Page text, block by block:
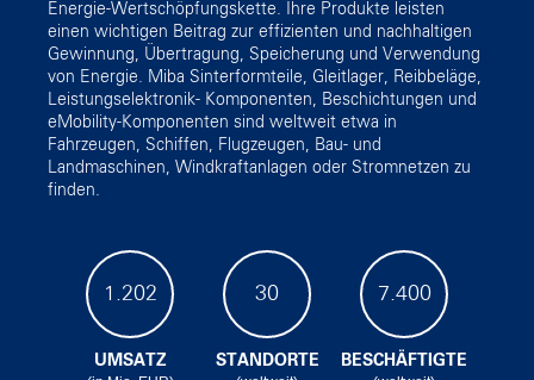
Energie-Wertschöpfungskette. Ihre Produkte leisten
einen wichtigen Beitrag zur effizienten und nachhaltigen
Gewinnung, Übertragung, Speicherung und Verwendung
von Energie. Miba Sinterformteile, Gleitlager, Reibbeläge,
Leistungselektronik- Komponenten, Beschichtungen und
eMobility-Komponenten sind weltweit etwa in
Fahrzeugen, Schiffen, Flugzeugen, Bau- und
Landmaschinen, Windkraftanlagen oder Stromnetzen zu
finden.
1.202
UMSATZ
30
STANDORTE
7.400
BESCHÄFTIGTE